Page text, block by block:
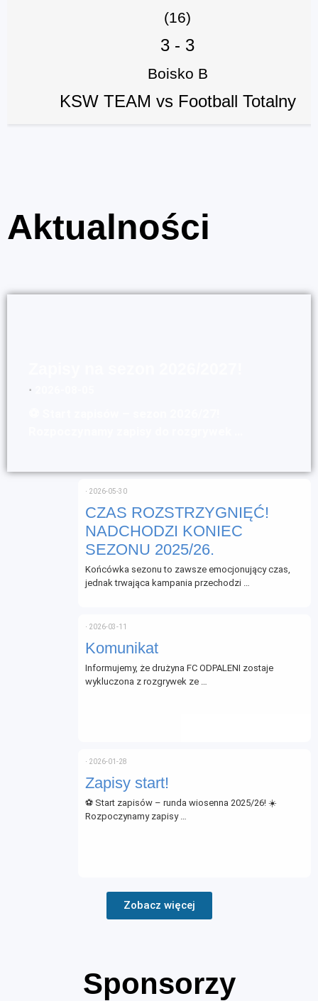
(16)
3 - 3
Boisko B
KSW TEAM vs Football Totalny
Aktualności
⋅
CZAS ROZSTRZYGNIĘĆ!
NADCHODZI KONIEC
SEZONU 2025/26.
⋅ 2026-05-30
Końcówka sezonu to zawsze emocjonujący czas,
jednak trwająca kampania przechodzi …
Komunikat
⋅ 2026-03-11
Informujemy, że drużyna FC ODPALENI zostaje
wykluczona z rozgrywek ze …
Zapisy start!
⋅ 2026-01-28
⚽ Start zapisów – runda wiosenna 2025/26! ☀️
Rozpoczynamy zapisy …
Zobacz więcej
Sponsorzy